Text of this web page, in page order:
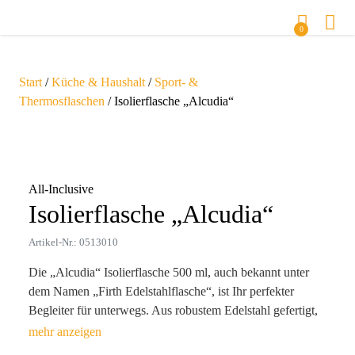
0
Start /Küche & Haushalt / Sport- &
Thermosflaschen / Isolierflasche „Alcudia“
All-Inclusive
Isolierflasche „Alcudia“
Artikel-Nr.: 0513010
Die „Alcudia“ Isolierflasche 500 ml, auch bekannt unter
dem Namen „Firth Edelstahlflasche“, ist Ihr perfekter
Begleiter für unterwegs. Aus robustem Edelstahl gefertigt,
hält sie Ihre Getränke bis zu 12 Stunden heiß oder 24